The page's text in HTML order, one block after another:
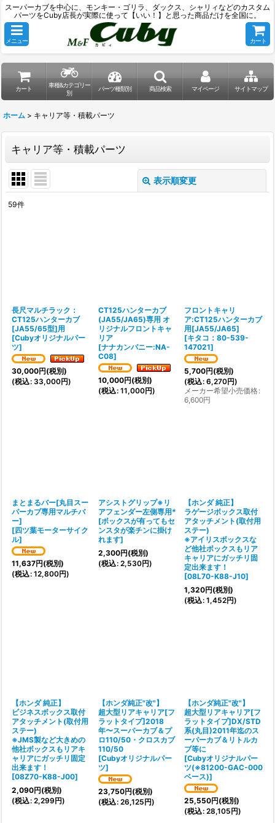
スーパーカブを中心に、モンキー・ゴリラ、ダックス、シャリィなどのカスタム
パーツをCuby店長が実際に使って【いい！】と思った商品だけを全国に。
メニュー カート
カート
車種&カテゴリー
別
パーツ種類別 商品検索 マイページ サイトマップ
ホーム > キャリア等・積載パーツ
キャリア等・積載パーツ
表示順変更
59件
長尺マルチラック：
CT125ハンターカブ
[JA55/65型]用
[Cubyオリジナルパー
ツ]
30,000円(税別)
(税込: 33,000円)
CT125ハンターカブ
(JA55/JA65)専用 オ
リジナルフロントキャ
リア
[ナナカンパニー:NA-
C08]
10,000円(税別)
(税込: 11,000円)
フロントキャリ
ア:CT125ハンターカブ
用[JA55/JA65]
[キタコ：80-539-
147021]
5,700円(税別)
(税込: 6,270円)
メーカー希望小売価格:
6,600円
まとまるバー[丸目スー
パーカブ専用マルチバ
ー]
[四ツ葉モーターサイク
ル]
11,637円(税別)
(税込: 12,800円)
アシストグリップ※リ
アフェンダー左側専用*
[ボックスが有ってもセ
ンスタが楽チンに掛け
れます]
2,300円(税別)
(税込: 2,530円)
【ホンダ 純正】
ラゲージボックス取付
アタッチメント(取付用
ステー)
※アイリスボックスな
ど他社ボックスもリア
キャリアにガッチリ固
定出来ます！
[08L70-K88-J10]
1,320円(税別)
(税込: 1,452円)
【ホンダ 純正】
ビジネスボックス取付
アタッチメント(取付用
ステー)
※JMS製など大きめの
他社ボックスもリアキ
ャリアにガッチリ固定
出来ます！
[08Z70-K88-J00]
2,090円(税別)
(税込: 2,299円)
【ホンダ純正"改"】
超大型リアキャリア[フ
ラットタイプ]2018
年〜スーパーカブ＆プ
ロ110/50・クロスカブ
110/50
[Cubyオリジナルパー
ツ]
23,750円(税別)
(税込: 26,125円)
【ホンダ純正"改"】
超大型リアキャリア[フ
ラットタイプ]DX/STD
系(丸目)2011年迄のス
ーパーカブ＆リトルカ
ブ等に
[Cubyオリジナルパー
ツ(※81200-GAC-000
ベース)]
25,550円(税別)
(税込: 28,105円)